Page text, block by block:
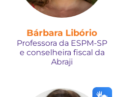
Bárbara Libório
Professora da ESPM-SP
e conselheira fiscal da
Abraji